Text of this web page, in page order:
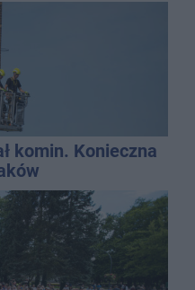
komin. Konieczna